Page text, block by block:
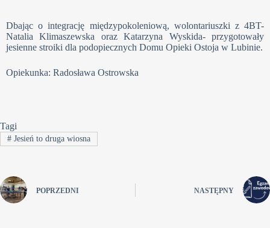
Dbając o integrację międzypokoleniową, wolontariuszki z 4BT-
Natalia Klimaszewska oraz Katarzyna Wyskida- przygotowały
jesienne stroiki dla podopiecznych Domu Opieki Ostoja w Lubinie.
Opiekunka: Radosława Ostrowska
Tagi
#Jesień to druga wiosna
POPRZEDNI NASTĘPNY